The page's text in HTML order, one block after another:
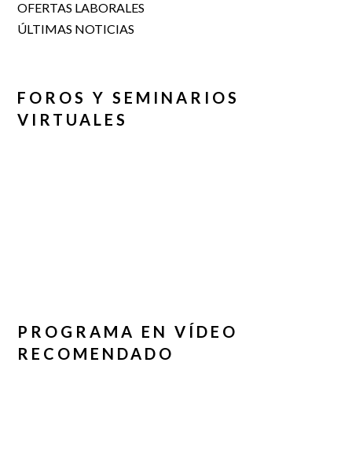
OFERTAS LABORALES
ÚLTIMAS NOTICIAS
FOROS Y SEMINARIOS
VIRTUALES
PROGRAMA EN VÍDEO
RECOMENDADO